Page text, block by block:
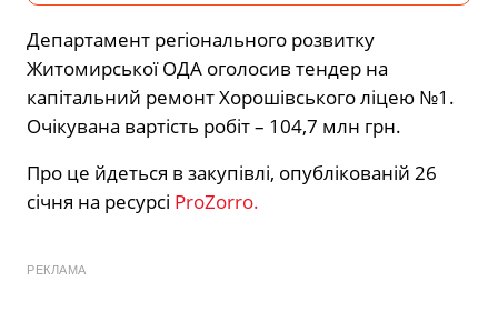
Департамент регіонального розвитку
Житомирської ОДА оголосив тендер на
капітальний ремонт Хорошівського ліцею №1.
Очікувана вартість робіт – 104,7 млн грн.
Про це йдеться в закупівлі, опублікованій 26
січня на ресурсі ProZorro.
РЕКЛАМА